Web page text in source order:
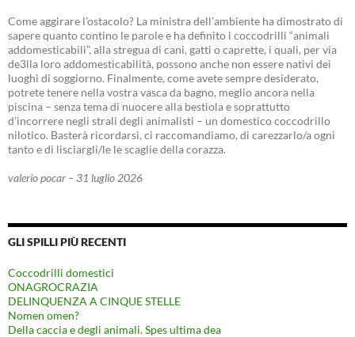
Come aggirare l’ostacolo? La ministra dell’ambiente ha dimostrato di
sapere quanto contino le parole e ha definito i coccodrilli “animali
addomesticabili”, alla stregua di cani, gatti o caprette, i quali, per via
de3lla loro addomesticabilità, possono anche non essere nativi dei
luoghi di soggiorno. Finalmente, come avete sempre desiderato,
potrete tenere nella vostra vasca da bagno, meglio ancora nella
piscina – senza tema di nuocere alla bestiola e soprattutto
d’incorrere negli strali degli animalisti – un domestico coccodrillo
nilotico. Basterà ricordarsi, ci raccomandiamo, di carezzarlo/a ogni
tanto e di lisciargli/le le scaglie della corazza.
valerio pocar – 31 luglio 2026
GLI SPILLI PIÙ RECENTI
Coccodrilli domestici
ONAGROCRAZIA
DELINQUENZA A CINQUE STELLE
Nomen omen?
Della caccia e degli animali. Spes ultima dea